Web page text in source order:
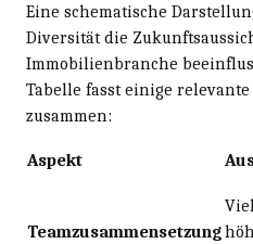
Eine schematische
Diversität die
Immobilienbranche
Tabelle fasst einige
zusammen:
Aspekt
Teamzusammensetzung